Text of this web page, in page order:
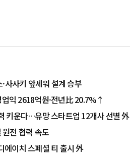
사사키 앞세워 설계 승부
익 2618억원·전년比 20.7%↑
키운다…유망 스타트업 12개사 선별 外
전 협력 속도
에이치 스페셜 티 출시 外